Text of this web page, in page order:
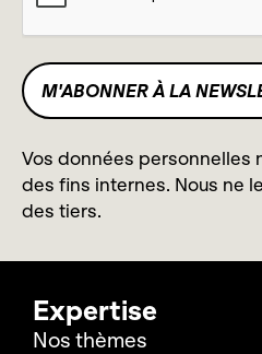
Vos données personnelles
des fins internes. Nous ne
des tiers.
Expertise
Nos thèmes